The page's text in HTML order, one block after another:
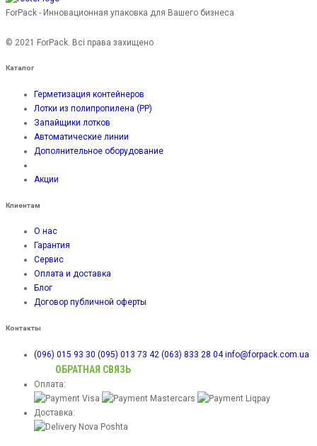
ForPack - Инновационная упаковка для Вашего бизнеса
© 2021 ForPack. Всі права захищено
Каталог
Герметизация контейнеров
Лотки из полипропилена (PP)
Запайщики лотков
Автоматические линии
Дополнительное оборудование
Акции
Клиентам
О нас
Гарантия
Сервис
Оплата и доставка
Блог
Договор публичной оферты
Контакты
(096) 015 93 30 (095) 013 73 42 (063) 833 28 04 info@forpack.com.ua
ОБРАТНАЯ СВЯЗЬ
Оплата:
Доставка: